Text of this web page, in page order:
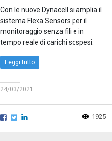
Con le nuove Dynacell si amplia il
sistema Flexa Sensors per il
monitoraggio senza fili e in
tempo reale di carichi sospesi.
Leggi tutto
24/03/2021
1925